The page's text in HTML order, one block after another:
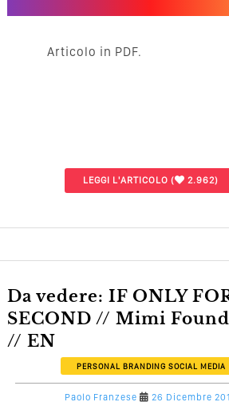
Articolo in PDF.
LEGGI L'ARTICOLO ( 2.962)
Da vedere: IF ONLY FOR A
SECOND // Mimi
// EN
PERSONAL BRANDING SOCIAL MEDIA
Paolo Franzese 26 Dicembre